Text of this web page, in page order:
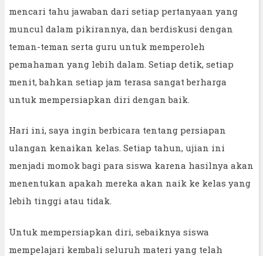
mencari tahu jawaban dari setiap pertanyaan yang
muncul dalam pikirannya, dan berdiskusi dengan
teman-teman serta guru untuk memperoleh
pemahaman yang lebih dalam. Setiap detik, setiap
menit, bahkan setiap jam terasa sangat berharga
untuk mempersiapkan diri dengan baik.
Hari ini, saya ingin berbicara tentang persiapan
ulangan kenaikan kelas. Setiap tahun, ujian ini
menjadi momok bagi para siswa karena hasilnya akan
menentukan apakah mereka akan naik ke kelas yang
lebih tinggi atau tidak.
Untuk mempersiapkan diri, sebaiknya siswa
mempelajari kembali seluruh materi yang telah